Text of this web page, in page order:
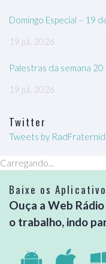
Domingo Especial – 19
19 jul, 2026
Palestras da semana
19 jul, 2026
Twitter
Tweets by
Carregando...
Baixe os
Ouça a Web
o trabalho, indo